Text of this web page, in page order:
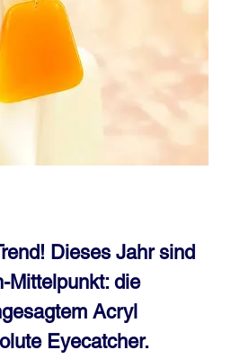
Dieses Jahr sind
Mittelpunkt: die
Acryl
Eyecatcher.